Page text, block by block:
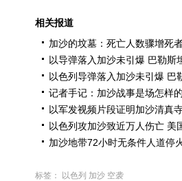
相关报道
加沙的坟墓：死亡人数骤增死
以导弹落入加沙未引爆 巴勒斯
以色列导弹落入加沙未引爆 巴
记者手记：加沙战事是场怎样
以军发视频片段证明加沙清真
以色列攻加沙致近万人伤亡 美
加沙地带72小时无条件人道停
标签： 以色列 加沙 空袭